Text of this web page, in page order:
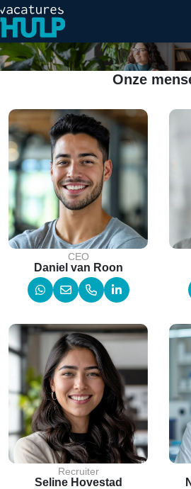
Onze
CEO
Daniel van Roon
Recruiter
Seline Hovestad